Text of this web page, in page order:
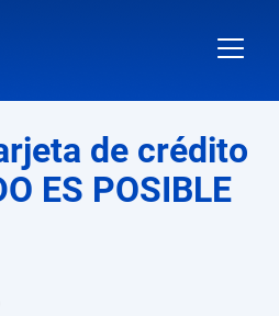
de crédito
ES POSIBLE